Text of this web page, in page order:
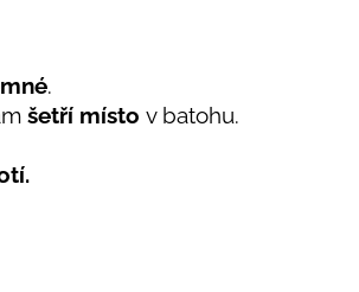
.
šetří místo v batohu.